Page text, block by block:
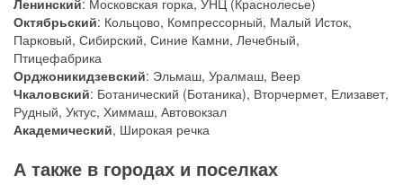
Октябрьский: Кольцово, Компрессорный, Малый Исток,
Парковый, Сибирский, Синие Камни, Лечебный,
Птицефабрика
Орджоникидзевский: Эльмаш, Уралмаш, Веер
Чкаловский: Ботанический (Ботаника), Вторчермет, Елизавет,
Рудный, Уктус, Химмаш, Автовокзал
Академический, Широкая речка
А также в городах и поселках